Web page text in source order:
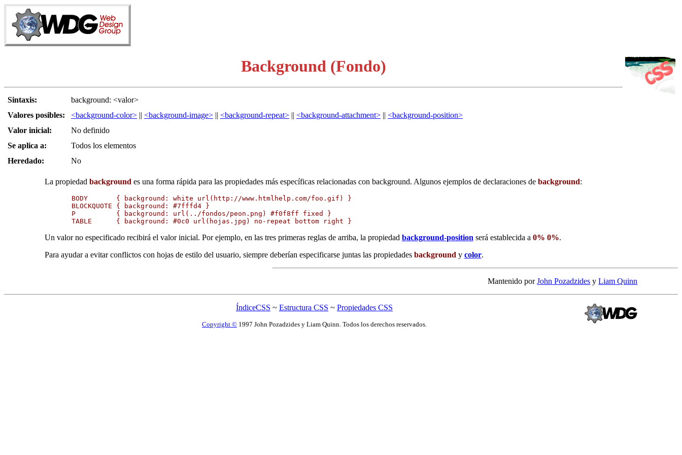
Background (Fondo)
Sintaxis:
background: <valor>
Valores posibles:
<background-color> || <background-image> || <background-repeat> || <background-attachment> || <background-position>
Valor inicial:
No definido
Se aplica a:
Todos los elementos
Heredado:
No
La propiedad background es una forma rápida para las propiedades más específicas relacionadas con background. Algunos ejemplos de declaraciones de background:
BODY       { background: white url(http://www.htmlhelp.com/foo.gif) }
BLOCKQUOTE { background: #7fffd4 }
P          { background: url(../fondos/peon.png) #f0f8ff fixed }
TABLE      { background: #0c0 url(hojas.jpg) no-repeat bottom right }
Un valor no especificado recibirá el valor inicial. Por ejemplo, en las tres primeras reglas de arriba, la propiedad background-position será establecida a 0% 0%.
Para ayudar a evitar conflictos con hojas de estilo del usuario, siempre deberían especificarse juntas las propiedades background y color.
Mantenido porJohn Pozadzides yLiam Quinn
ÍndiceCSS ~ Estructura CSS ~ Propiedades CSS
Copyright © 1997 John Pozadzides y Liam Quinn. Todos los derechos reservados.